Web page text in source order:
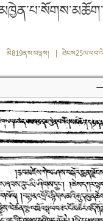
མི819ནས་བལྟས། |